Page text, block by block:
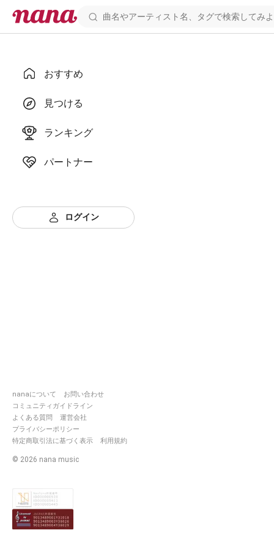
おすすめ
見つける
ランキング
パートナー
ログイン
nanaについて
お問い合わせ
コミュニティガイドライン
よくある質問
運営会社
プライバシーポリシー
特定商取引法に基づく表示
利用規約
© 2026 nana music